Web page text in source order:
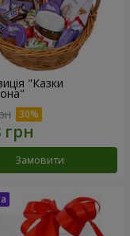
"Казки
Замовити